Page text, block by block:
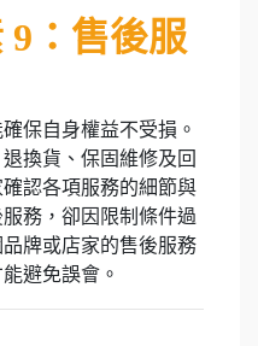
9：售後服
保自身權益不受損。
換貨、保固維修及回
認各項服務的細節與
務，卻因限制條件過
牌或店家的售後服務
避免誤會。